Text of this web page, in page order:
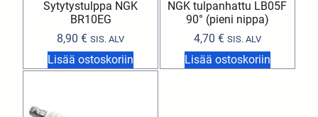
Sytytystulppa NGK
BR10EG
8,90€ SIS. ALV
Lisää ostoskoriin
NGK tulpanhattu LB05F
90° (pieni nippa)
4,70 € SIS. ALV
Lisää ostoskoriin